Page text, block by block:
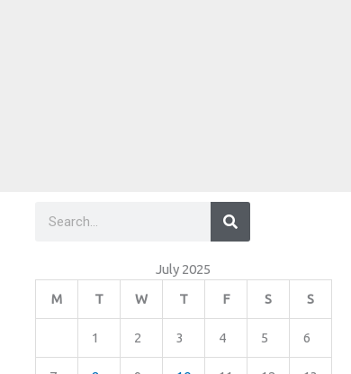
Search
July 2025
M
T W T F S S
1 2 3 4 5 6